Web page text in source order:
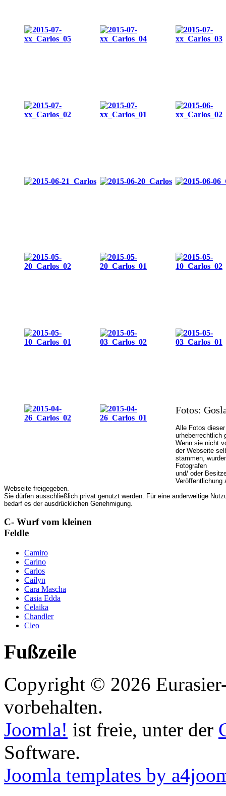
Fotos:
Alle Fotos
urheberrechtlich
Wenn sie nicht
der Webseite
stammen,
Fotografen
und/ oder
Veröffentlichung
Webseite freigegeben.
Sie dürfen ausschließlich privat genutzt werden. Für eine anderweitige
bedarf es der ausdrücklichen Genehmigung.
C- Wurf vom kleinen
Feldle
Camiro
Carino
Carlos
Cailyn
Cara Mascha
Casia Edda
Celaika
Chandler
Cleo
Fußzeile
Copyright © 2026
vorbehalten.
Joomla! ist freie, unter der
Software.
Joomla templates by